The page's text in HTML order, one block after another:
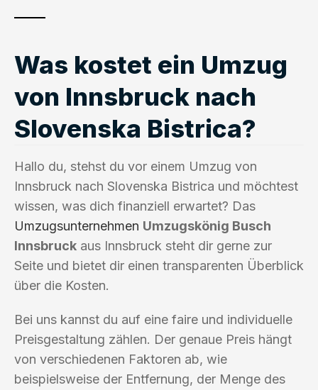
Was kostet ein Umzug
von Innsbruck nach
Slovenska Bistrica?
Hallo du, stehst du vor einem Umzug von
Innsbruck nach Slovenska Bistrica und möchtest
wissen, was dich finanziell erwartet? Das
Umzugsunternehmen Umzugskönig Busch
Innsbruck aus Innsbruck steht dir gerne zur
Seite und bietet dir einen transparenten Überblick
über die Kosten.
Bei uns kannst du auf eine faire und individuelle
Preisgestaltung zählen. Der genaue Preis hängt
von verschiedenen Faktoren ab, wie
beispielsweise der Entfernung, der Menge des